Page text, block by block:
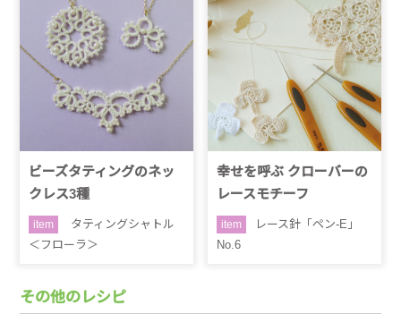
ビーズタティングのネッ
クレス3種
item
タティングシャトル
＜フローラ＞
幸せを呼ぶ クローバーの
レースモチーフ
item
レース針「ペン-E」
No.6
その他のレシピ